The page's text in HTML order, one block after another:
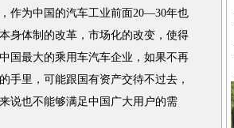
为中国的汽车工业前面20—30年也
身体制的改革，市场化的改变，使得
国最大的乘用车汽车企业，如果不再
手里，可能跟国有资产交待不过去，
说也不能够满足中国广大用户的需